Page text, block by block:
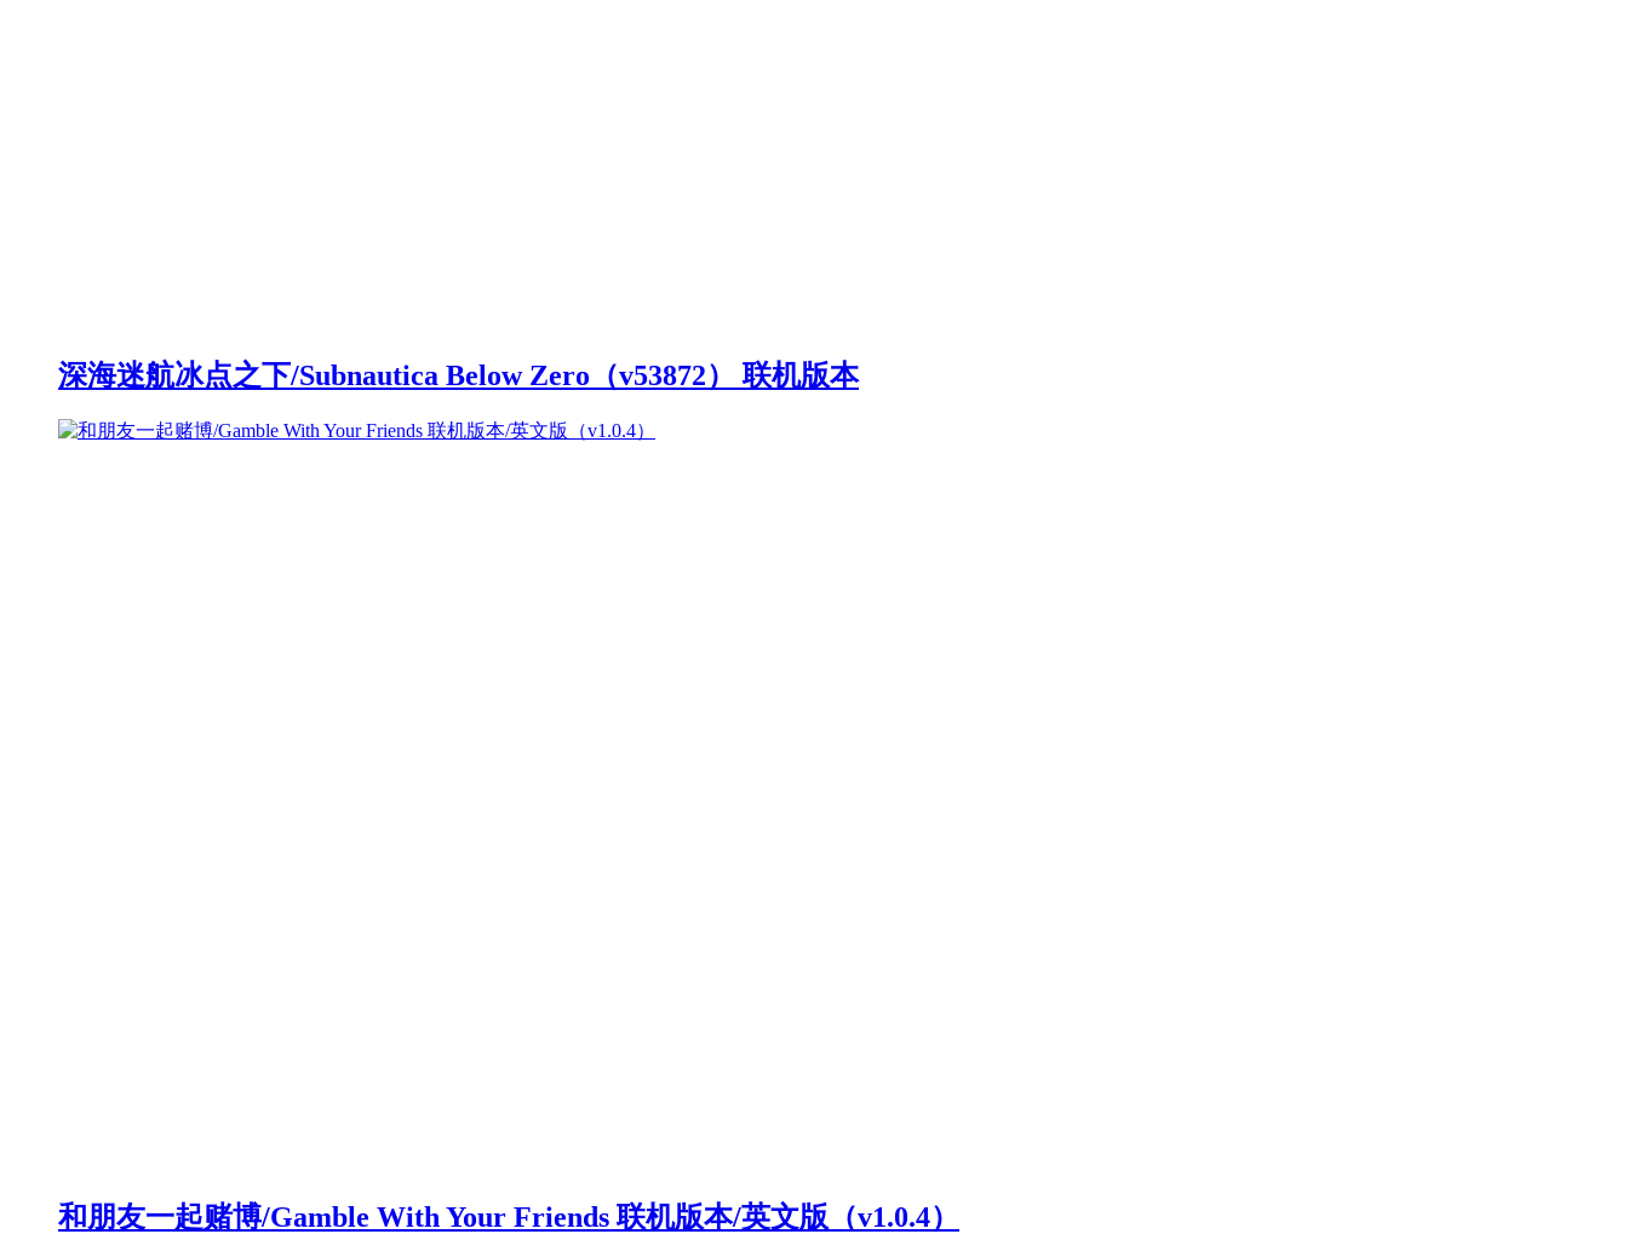
深海迷航冰点之下/Subnautica Below Zero（v53872） 联机版本
和朋友一起赌博/Gamble With Your Friends 联机版本/英文版（v1.0.4）